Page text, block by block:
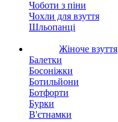
Чоботи з піни
Чохли для взуття
Шльопанці
Жіноче взуття
Балетки
Босоніжки
Ботильйони
Ботфорти
Бурки
В'єтнамки